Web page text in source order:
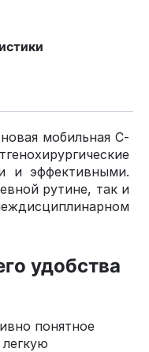
мобильная С-
и эффективными.
рутине, так и
удобства
понятное